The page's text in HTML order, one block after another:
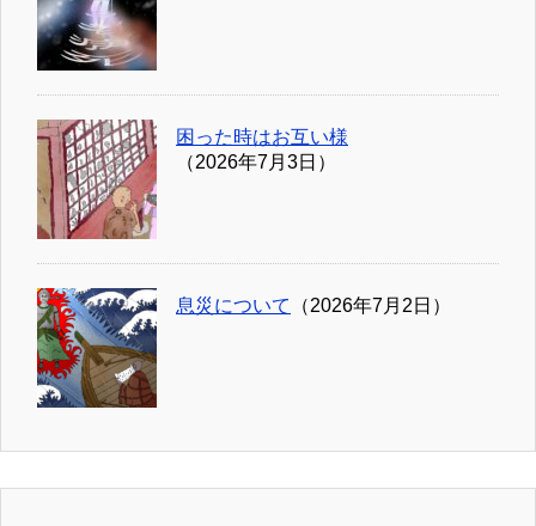
困った時はお互い様
（2026年7月3日）
息災について （2026年7月2日）